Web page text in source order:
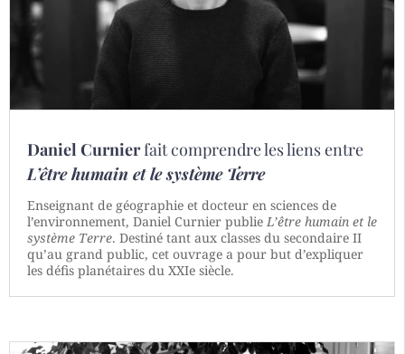
Daniel Curnierfait comprendre les liens entre
L’être humain et le système Terre
Enseignant de géographie et docteur en sciences de
l’environnement, Daniel Curnier publie L’être humain et le
système Terre. Destiné tant aux classes du secondaire II
qu’au grand public, cet ouvrage a pour but d’expliquer
les défis planétaires du XXIe siècle.